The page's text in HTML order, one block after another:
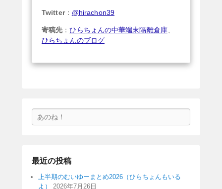
Twitter： @hirachon39
寄稿先 ：ひらちょんの中華端末隔離倉庫、
ひらちょんのブログ
索
最近の投稿
上半期のむいゆーまとめ2026（ひらちょんもいる
よ）
2026年7月26日